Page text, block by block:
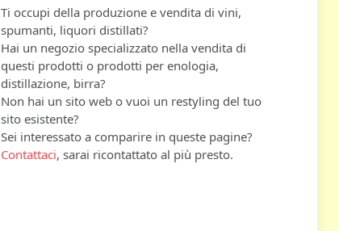
Ti occupi della produzione e vendita di vini,
spumanti, liquori distillati?
Hai un negozio specializzato nella vendita di
questi prodotti o prodotti per enologia,
distillazione, birra?
Non hai un sito web o vuoi un restyling del tuo
sito esistente?
Sei interessato a comparire in queste pagine?
Contattaci, sarai ricontattato al più presto.